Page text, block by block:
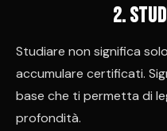
2.
Studiare non significa
accumulare certificati.
base che ti permetta di
profondità.